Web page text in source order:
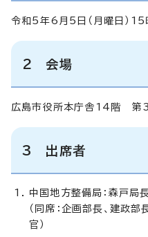
令和5年6月5日（月曜日）
2 会場
広島市役所本庁舎14階 第
3 出席者
中国地方整備局：森戸局
（同席：企画部長、建政
官）